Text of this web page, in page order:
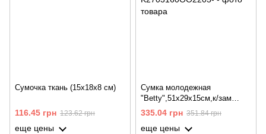
Сумочка ткань (15х18х8 см)
116.45 грн 123.62 грн
еще цены
Сумка молодежная
"Betty",51х29х15см,к/зам
лак,подклад J.Otten /1 /0
335.04 грн 351.84 грн
еще цены